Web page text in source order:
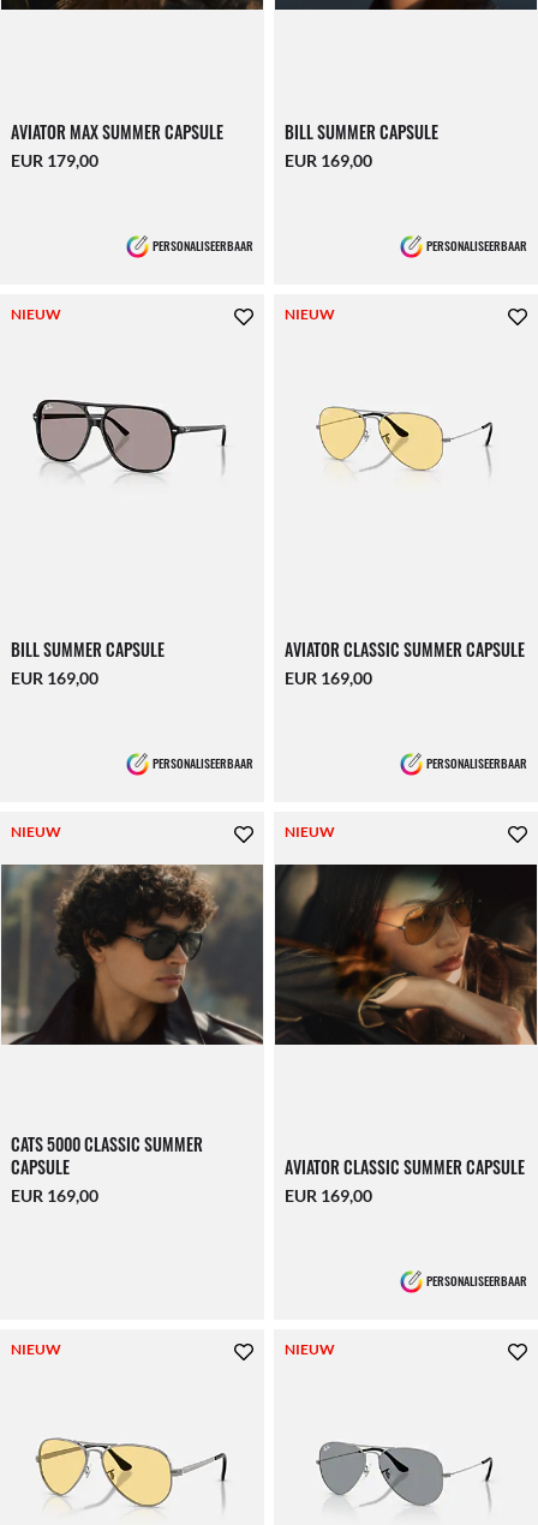
AVIATOR MAX SUMMER CAPSULE
EUR 179,00
PERSONALISEERBAAR
BILL SUMMER CAPSULE
EUR 169,00
PERSONALISEERBAAR
NIEUW
BILL SUMMER CAPSULE
EUR 169,00
PERSONALISEERBAAR
NIEUW
AVIATOR CLASSIC SUMMER CAPSULE
EUR 169,00
PERSONALISEERBAAR
NIEUW
CATS 5000 CLASSIC SUMMER
CAPSULE
EUR 169,00
NIEUW
AVIATOR CLASSIC SUMMER CAPSULE
EUR 169,00
PERSONALISEERBAAR
NIEUW NIEUW